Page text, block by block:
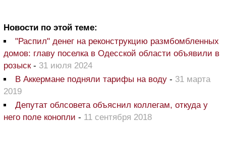
Новости по этой теме:
"Распил" денег на реконструкцию размбомбленных
домов: главу поселка в Одесской области объявили в
розыск- 31 июля 2024
В Аккермане подняли тарифы на воду - 31 марта
2019
Депутат облсовета объяснил коллегам, откуда у
него поле конопли - 11 сентября 2018